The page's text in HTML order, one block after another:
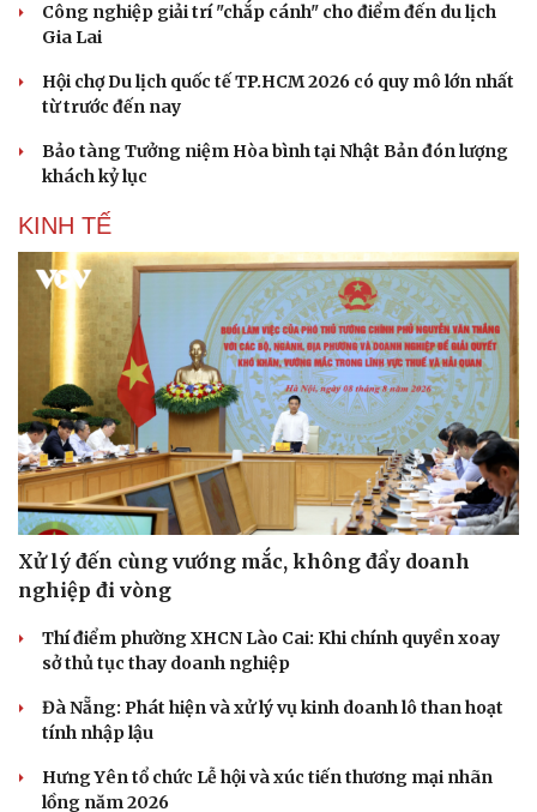
Văn hóa
Văn học
Âm nhạc
Giải trí
Thời trang
Công nghiệp giải trí "chắp cánh" cho điểm đến du lịch
Gia Lai
Hội chợ Du lịch quốc tế TP.HCM 2026 có quy mô lớn nhất
từ trước đến nay
Bảo tàng Tưởng niệm Hòa bình tại Nhật Bản đón lượng
khách kỷ lục
KINH TẾ
Xử lý đến cùng vướng mắc, không đẩy doanh
nghiệp đi vòng
Thí điểm phường XHCN Lào Cai: Khi chính quyền xoay
sở thủ tục thay doanh nghiệp
Đà Nẵng: Phát hiện và xử lý vụ kinh doanh lô than hoạt
tính nhập lậu
Hưng Yên tổ chức Lễ hội và xúc tiến thương mại nhãn
lồng năm 2026